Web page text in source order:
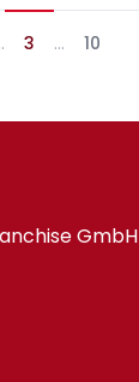
3 … 10
GmbH